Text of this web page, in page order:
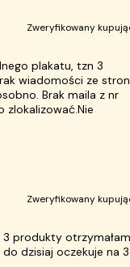
Zweryfikowany
plakatu, tzn 3
wiadomości ze
Brak maila z nr
zlokalizować.Nie
Zweryfikowany
3 produkty otrzymałam
dzisiaj oczekuje na 3